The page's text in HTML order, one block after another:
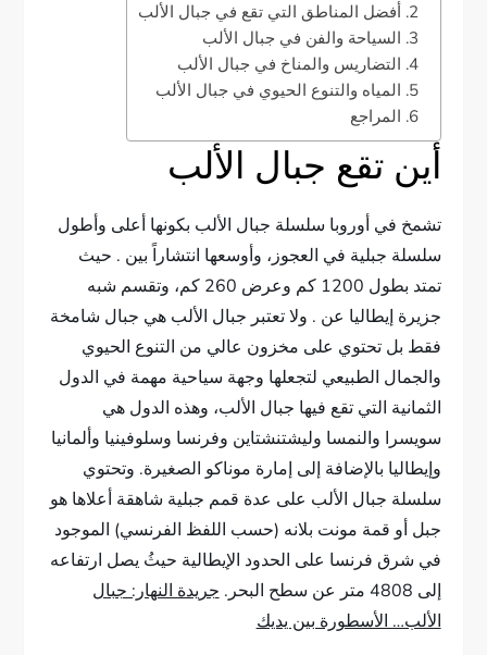
أفضل المناطق التي تقع في جبال الألب
السياحة والفن في جبال الألب
التضاريس والمناخ في جبال الألب
المياه والتنوع الحيوي في جبال الألب
المراجع
أين تقع جبال الألب
تشمخ في أوروبا سلسلة جبال الألب بكونها أعلى وأطول
سلسلة جبلية في العجوز، وأوسعها انتشاراً بين . حيث
تمتد بطول 1200 كم وعرض 260 كم، وتقسم شبه
جزيرة إيطاليا عن . ولا تعتبر جبال الألب هي جبال شامخة
فقط بل تحتوي على مخزون عالي من التنوع الحيوي
والجمال الطبيعي لتجعلها وجهة سياحية مهمة في الدول
الثمانية التي تقع فيها جبال الألب، وهذه الدول هي
سويسرا والنمسا وليشتنشتاين وفرنسا وسلوفينيا وألمانيا
وإيطاليا بالإضافة إلى إمارة موناكو الصغيرة. وتحتوي
سلسلة جبال الألب على عدة قمم جبلية شاهقة أعلاها هو
جبل أو قمة مونت بلانه (حسب اللفظ الفرنسي) الموجود
في شرق فرنسا على الحدود الإيطالية حيثُ يصل ارتفاعه
إلى 4808 متر عن سطح البحر.
جريدة النهار: جبال
الألب… الأسطورة بين يديك